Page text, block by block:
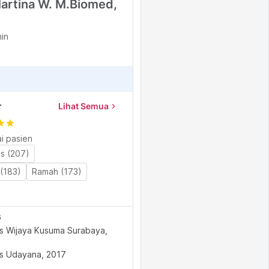
W. M.Biomed,
Lihat Semuachevron_right
star
pasien
(207)
Ramah (173)
Wijaya Kusuma Surabaya,
Udayana, 2017